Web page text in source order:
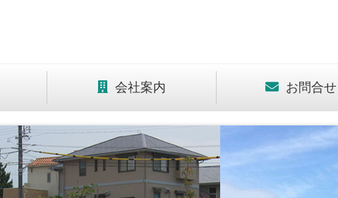
会社案内 お問合せ